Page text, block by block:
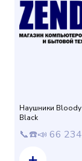
Наушники Bloody
Black
📞☎️📣 66